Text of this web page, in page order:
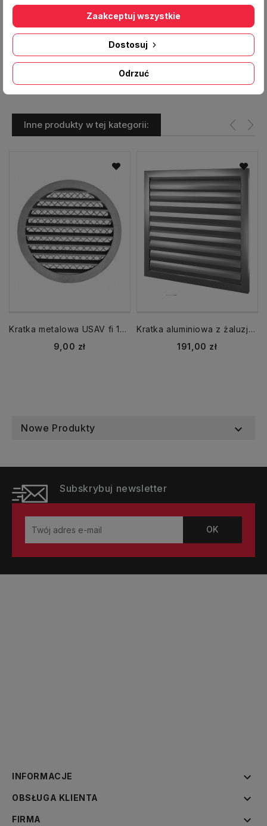
grafit/ czarny
Materiał:blacha malowana proszkowo
VENTS
Inne produkty w tej kategorii:
Kratka metalowa USAV fi 100 wyrzutnia/ czerpnia ścienna
Cena
9,00 zł
Kratka aluminiowa z żaluzją RKŻ 350 wyrzutnia wym. zewn. 450x450mm
Cena
191,00 zł
Nowe Produkty 
Subskrybuj newsletter
INFORMACJE 
OBSŁUGA KLIENTA 
FIRMA 
Odrzuć
Dostosuj
Zaakceptuj wszystkie